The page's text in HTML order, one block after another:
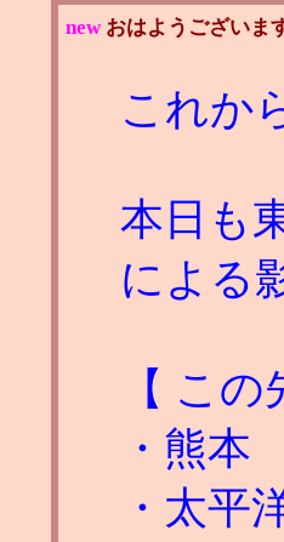
new おはようございま
これか
本日も
による
【 こ
・熊
・太